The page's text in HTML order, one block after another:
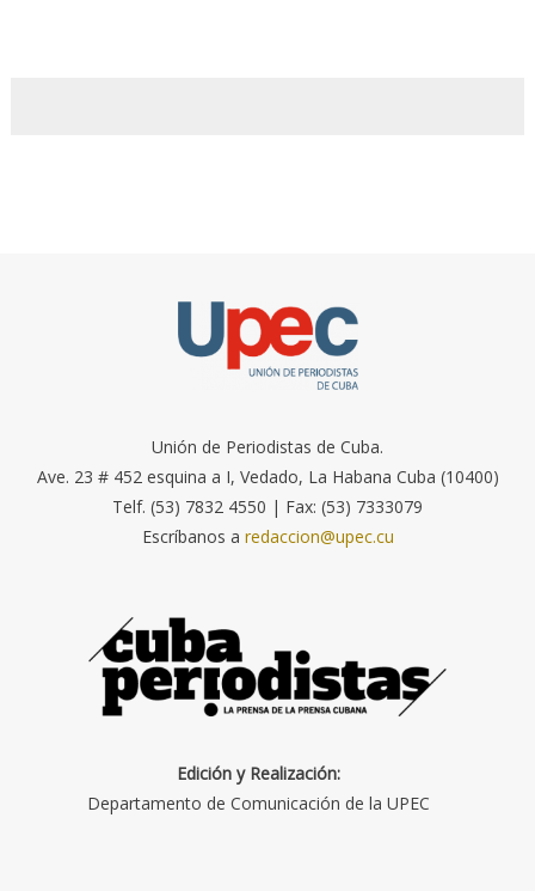
Unión de Periodistas de Cuba.
Ave. 23 # 452 esquina a I, Vedado, La Habana Cuba (10400)
Telf. (53) 7832 4550 | Fax: (53) 7333079
Escríbanos a redaccion@upec.cu
Edición y Realización:
Departamento de Comunicación de la UPEC